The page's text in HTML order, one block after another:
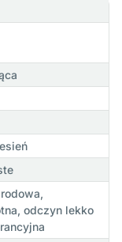
odczyn lekko